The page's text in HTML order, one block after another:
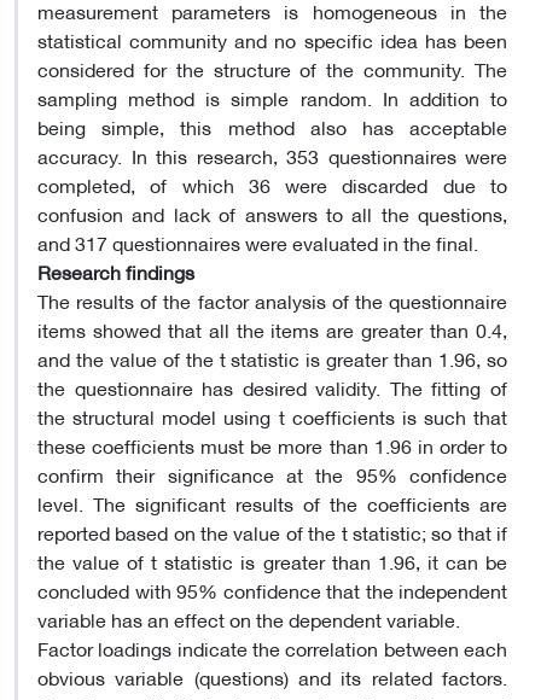
measurement parameters is homogeneous in the
statistical community and no specific idea has been
considered for the structure of the community. The
sampling method is simple random. In addition to
being simple, this method also has acceptable
accuracy. In this research, 353 questionnaires were
completed, of which 36 were discarded due to
confusion and lack of answers to all the questions,
and 317 questionnaires were evaluated in the final.
Research findings
The results of the factor analysis of the questionnaire
items showed that all the items are greater than 0.4,
and the value of the t statistic is greater than 1.96, so
the questionnaire has desired validity. The fitting of
the structural model using t coefficients is such that
these coefficients must be more than 1.96 in order to
confirm their significance at the 95% confidence
level. The significant results of the coefficients are
reported based on the value of the t statistic; so that if
the value of t statistic is greater than 1.96, it can be
concluded with 95% confidence that the independent
variable has an effect on the dependent variable.
Factor loadings indicate the correlation between each
obvious variable (questions) and its related factors.